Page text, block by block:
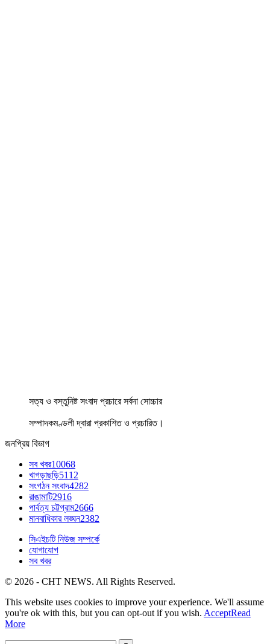
সত্য ও বস্তুনিষ্ট সংবাদ প্রচারে সর্বদা সোচ্চার
সম্পাদকমণ্ডলী দ্বারা প্রকাশিত ও প্রচারিত।
জনপ্রিয় বিভাগ
সব খবর10068
খাগড়াছড়ি5112
সংগঠন সংবাদ4282
রাঙামাটি2916
পার্বত্য চট্টগ্রাম2666
মানবাধিকার লঙ্ঘন2382
সিএইচটি নিউজ সম্পর্কে
যোগাযোগ
সব খবর
© 2026 - CHT NEWS. All Rights Reserved.
This website uses cookies to improve your experience. We'll assume
you're ok with this, but you can opt-out if you wish. AcceptRead
More